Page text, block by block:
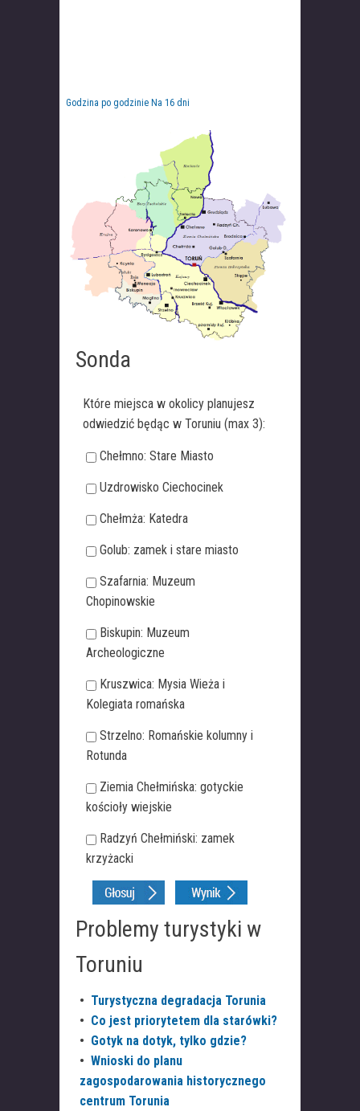
Godzina po godzinie Na 16 dni
Sonda
Które miejsca w okolicy planujesz
odwiedzić będąc w Toruniu (max 3):
Chełmno: Stare Miasto
Uzdrowisko Ciechocinek
Chełmża: Katedra
Golub: zamek i stare miasto
Szafarnia: Muzeum
Chopinowskie
Biskupin: Muzeum
Archeologiczne
Kruszwica: Mysia Wieża i
Kolegiata romańska
Strzelno: Romańskie kolumny i
Rotunda
Ziemia Chełmińska: gotyckie
kościoły wiejskie
Radzyń Chełmiński: zamek
krzyżacki
Problemy turystyki w
Toruniu
• Turystyczna degradacja Torunia
• Co jest priorytetem dla starówki?
• Gotyk na dotyk, tylko gdzie?
• Wnioski do planu
zagospodarowania historycznego
centrum Torunia